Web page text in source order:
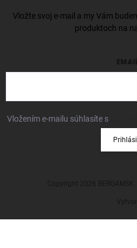
Vložte svoj e-mail a my Vám
produktoch na
Vložením e-mailu súhlasíte s